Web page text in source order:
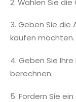
2. Wählen Sie die
3. Geben Sie die
kaufen möchten.
4. Geben Sie
berechnen.
5. Fordern Sie